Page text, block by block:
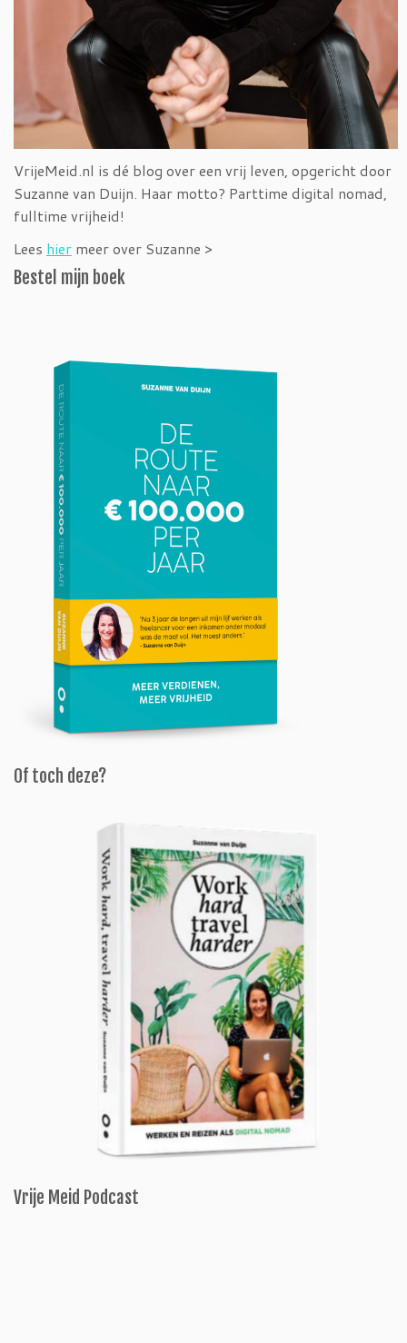
VrijeMeid.nl is dé blog over een vrij leven, opgericht door
Suzanne van Duijn. Haar motto? Parttime digital nomad,
fulltime vrijheid!
Lees hier meer over Suzanne >
Bestel mijn boek
Of toch deze?
Vrije Meid Podcast